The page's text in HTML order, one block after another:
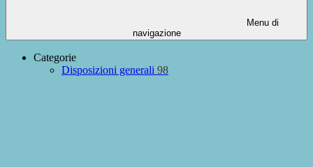
Menu di
navigazione
Categorie
Disposizioni generali 98